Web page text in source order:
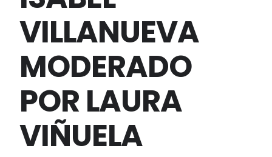
VILLANUEVA
MODERADO
POR LAURA
VIÑUELA